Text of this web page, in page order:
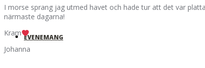
EVENEMANG
I morse sprang jag utmed havet och hade tur att det var
närmaste dagarna!
Kram
Johanna